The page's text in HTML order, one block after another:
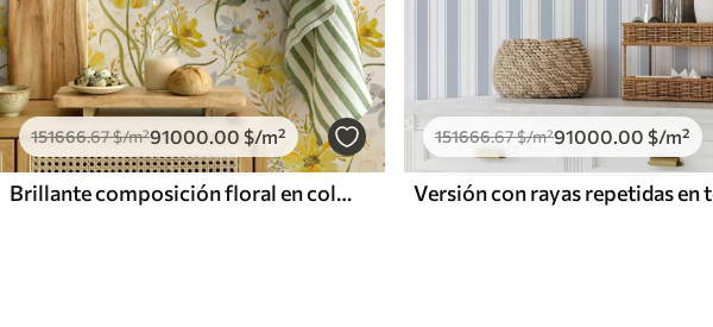
151666.67$/m²91000.00 $/m²
Brillante composición floral en color amarillo
151666.67$/m²91000.00 $/m²